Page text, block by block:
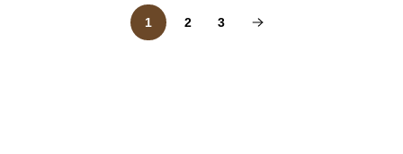
是英文換成中文的差別，引發外界批評聲浪，對此
吳寶春麵包店緊急發出聲明道歉，並火速下架相關
1 2 3